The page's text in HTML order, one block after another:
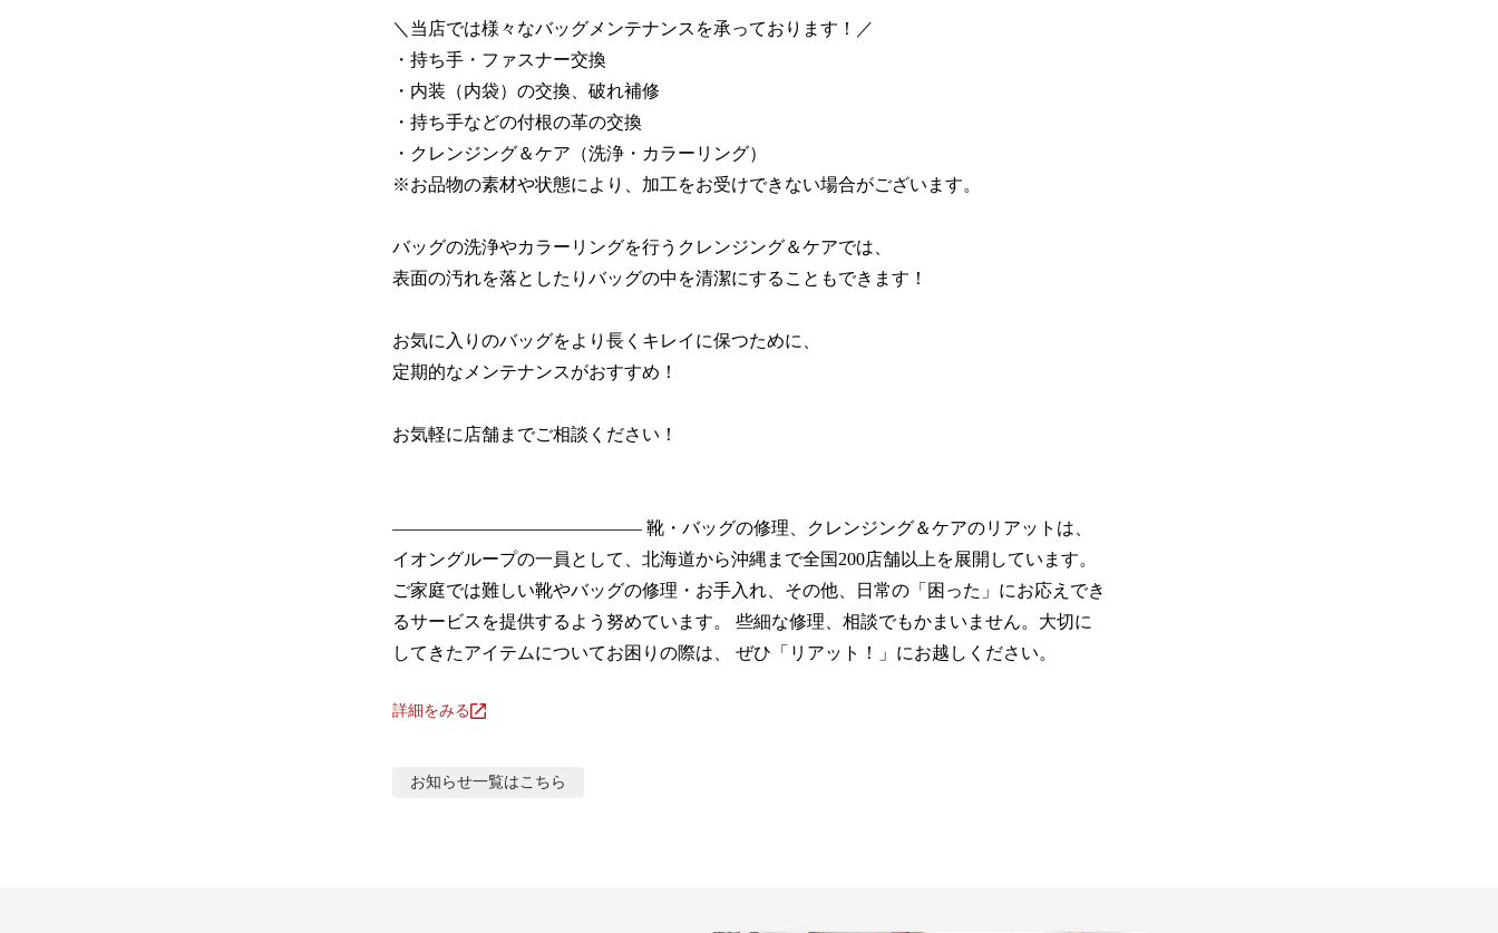
＼当店では様々なバッグメンテナンスを承っております！／
・持ち手・ファスナー交換
・内装（内袋）の交換、破れ補修
・持ち手などの付根の革の交換
・クレンジング＆ケア（洗浄・カラーリング）
※お品物の素材や状態により、加工をお受けできない場合がございます。
バッグの洗浄やカラーリングを行うクレンジング＆ケアでは、
表面の汚れを落としたりバッグの中を清潔にすることもできます！
お気に入りのバッグをより長くキレイに保つために、
定期的なメンテナンスがおすすめ！
お気軽に店舗までご相談ください！
―――――――――――――― 靴・バッグの修理、クレンジング＆ケアのリアットは、
イオングループの一員として、北海道から沖縄まで全国200店舗以上を展開しています。
ご家庭では難しい靴やバッグの修理・お手入れ、その他、日常の「困った」にお応えでき
るサービスを提供するよう努めています。 些細な修理、相談でもかまいません。大切に
してきたアイテムについてお困りの際は、 ぜひ「リアット！」にお越しください。
詳細をみる
お知らせ一覧はこちら